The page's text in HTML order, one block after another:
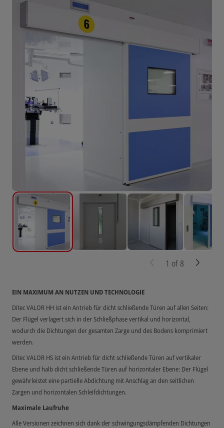
EIN MAXIMUM AN NUTZEN UND TECHNOLOGIE
Ditec VALOR HH ist ein Antrieb für dicht schließende Türen auf allen Seiten:
Der Flügel verlagert sich in der Schließphase vertikal und horizontal,
wodurch die Dichtungen der gesamten Zarge und des Bodens komprimiert
werden.
Ditec VALOR HS ist ein Antrieb für dicht schließende Türen auf vertikaler
Ebene und halb dicht schließende Türen auf horizontaler Ebene: Der Flügel
gewährleistet eine partielle Abdichtung mit Anschlag an den seitlichen
Zargen und horizontalen Schleifdichtungen.
Maximale Laufruhe
Alle Versionen zeichnen sich dank der schwingungsdämpfenden Dichtungen
1 of 8